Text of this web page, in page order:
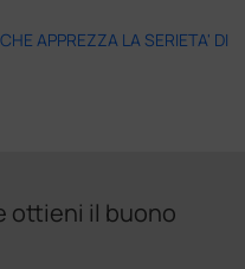
APPREZZA LA SERIETA' DI
ottieni il buono